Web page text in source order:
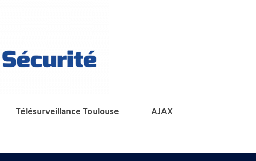
Télésurveillance Toulouse AJAX